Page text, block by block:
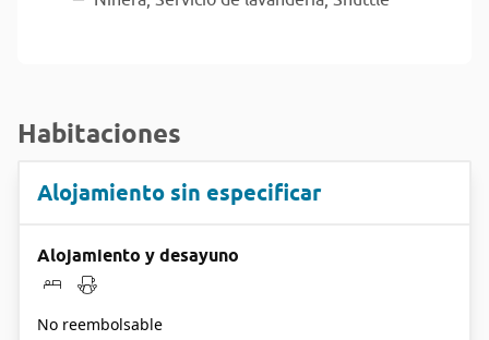
Habitaciones
Alojamiento sin especificar
Alojamiento y desayuno
No reembolsable